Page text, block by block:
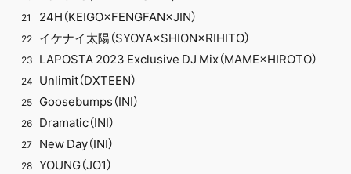
21 24H（KEIGO×FENGFAN×JIN）
22 イケナイ太陽（SYOYA×SHION×RIHITO）
23 LAPOSTA 2023 Exclusive DJ Mix（MAME×HIROTO）
24 Unlimit（DXTEEN）
25 Goosebumps（INI）
26 Dramatic（INI）
27 New Day（INI）
28 YOUNG（JO1）